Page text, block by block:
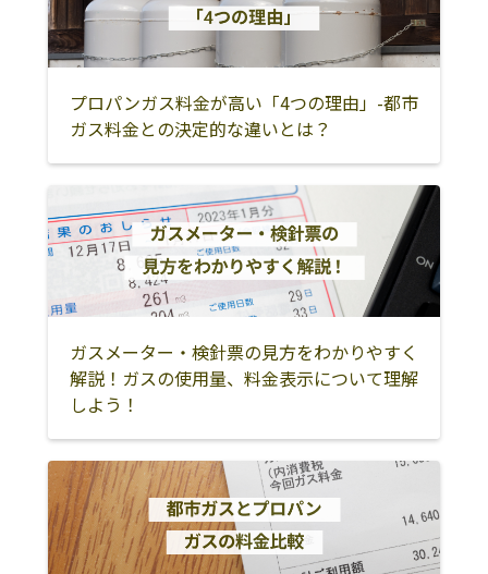
泉南郡田尻町 泉南郡岬町
豊中市
池田市
箕面市
豊能郡豊能町
豊能郡能勢町
吹田市
高槻市
茨木市
摂津市
枚方市
交野市
寝屋川市
守口市
門真市
四條畷市
東大阪市
八尾市
柏原市
松原市
藤井寺市
羽曳野市
富田林市
河内長野市
大阪狭山市
南河内郡千早赤
阪村
プロパンガス料金が高い「4つの理由」-都市
ガス料金との決定的な違いとは？
ガスメーター・検針票の見方をわかりやすく
解説！ガスの使用量、料金表示について理解
しよう！